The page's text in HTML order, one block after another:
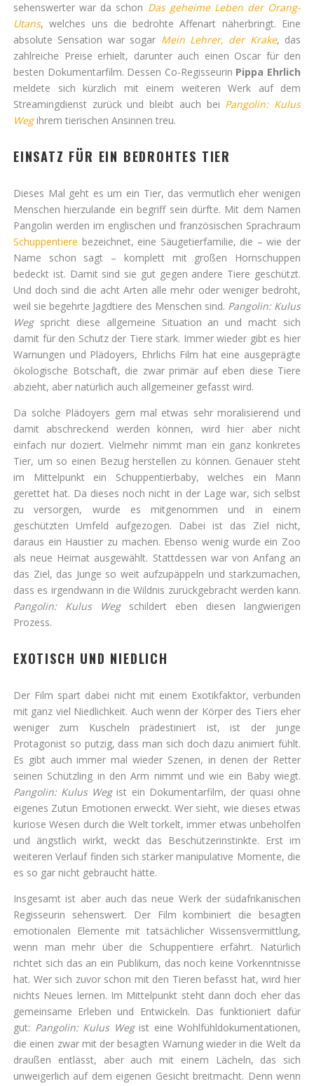
sehenswerter war da schon Das geheime Leben der Orang-
Utans, welches uns die bedrohte Affenart näherbringt. Eine
absolute Sensation war sogar Mein Lehrer, der Krake, das
zahlreiche Preise erhielt, darunter auch einen Oscar für den
besten Dokumentarfilm. Dessen Co-Regisseurin Pippa Ehrlich
meldete sich kürzlich mit einem weiteren Werk auf dem
Streamingdienst zurück und bleibt auch bei Pangolin: Kulus
Wegihrem tierischen Ansinnen treu.
EINSATZ FÜR EIN BEDROHTES TIER
Dieses Mal geht es um ein Tier, das vermutlich eher wenigen
Menschen hierzulande ein begriff sein dürfte. Mit dem Namen
Pangolin werden im englischen und französischen Sprachraum
Schuppentiere bezeichnet, eine Säugetierfamilie, die – wie der
Name schon sagt – komplett mit großen Hornschuppen
bedeckt ist. Damit sind sie gut gegen andere Tiere geschützt.
Und doch sind die acht Arten alle mehr oder weniger bedroht,
weil sie begehrte Jagdtiere des Menschen sind. Pangolin: Kulus
Wegspricht diese allgemeine Situation an und macht sich
damit für den Schutz der Tiere stark. Immer wieder gibt es hier
Warnungen und Plädoyers, Ehrlichs Film hat eine ausgeprägte
ökologische Botschaft, die zwar primär auf eben diese Tiere
abzieht, aber natürlich auch allgemeiner gefasst wird.
Da solche Plädoyers gern mal etwas sehr moralisierend und
damit abschreckend werden können, wird hier aber nicht
einfach nur doziert. Vielmehr nimmt man ein ganz konkretes
Tier, um so einen Bezug herstellen zu können. Genauer steht
im Mittelpunkt ein Schuppentierbaby, welches ein Mann
gerettet hat. Da dieses noch nicht in der Lage war, sich selbst
zu versorgen, wurde es mitgenommen und in einem
geschützten Umfeld aufgezogen. Dabei ist das Ziel nicht,
daraus ein Haustier zu machen. Ebenso wenig wurde ein Zoo
als neue Heimat ausgewählt. Stattdessen war von Anfang an
das Ziel, das Junge so weit aufzupäppeln und starkzumachen,
dass es irgendwann in die Wildnis zurückgebracht werden kann.
Pangolin: Kulus Wegschildert eben diesen langwierigen
Prozess.
EXOTISCH UND NIEDLICH
Der Film spart dabei nicht mit einem Exotikfaktor, verbunden
mit ganz viel Niedlichkeit. Auch wenn der Körper des Tiers eher
weniger zum Kuscheln prädestiniert ist, ist der junge
Protagonist so putzig, dass man sich doch dazu animiert fühlt.
Es gibt auch immer mal wieder Szenen, in denen der Retter
seinen Schützling in den Arm nimmt und wie ein Baby wiegt.
Pangolin: Kulus Wegist ein Dokumentarfilm, der quasi ohne
eigenes Zutun Emotionen erweckt. Wer sieht, wie dieses etwas
kuriose Wesen durch die Welt torkelt, immer etwas unbeholfen
und ängstlich wirkt, weckt das Beschützerinstinkte. Erst im
weiteren Verlauf finden sich stärker manipulative Momente, die
es so gar nicht gebraucht hätte.
Insgesamt ist aber auch das neue Werk der südafrikanischen
Regisseurin sehenswert. Der Film kombiniert die besagten
emotionalen Elemente mit tatsächlicher Wissensvermittlung,
wenn man mehr über die Schuppentiere erfährt. Natürlich
richtet sich das an ein Publikum, das noch keine Vorkenntnisse
hat. Wer sich zuvor schon mit den Tieren befasst hat, wird hier
nichts Neues lernen. Im Mittelpunkt steht dann doch eher das
gemeinsame Erleben und Entwickeln. Das funktioniert dafür
gut: Pangolin: Kulus Wegist eine Wohlfühldokumentationen,
die einen zwar mit der besagten Warnung wieder in die Welt da
draußen entlässt, aber auch mit einem Lächeln, das sich
unweigerlich auf dem eigenen Gesicht breitmacht. Denn wenn